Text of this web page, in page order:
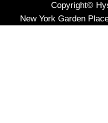
Copyright©
New York Garden